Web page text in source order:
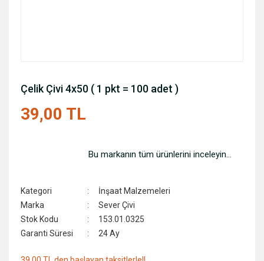
Çelik Çivi 4x50 ( 1 pkt = 100 adet )
39,00 TL
Bu markanın tüm ürünlerini inceleyin...
Kategori
İnşaat Malzemeleri
Marka
Sever Çivi
Stok Kodu
153.01.0325
Garanti Süresi
24 Ay